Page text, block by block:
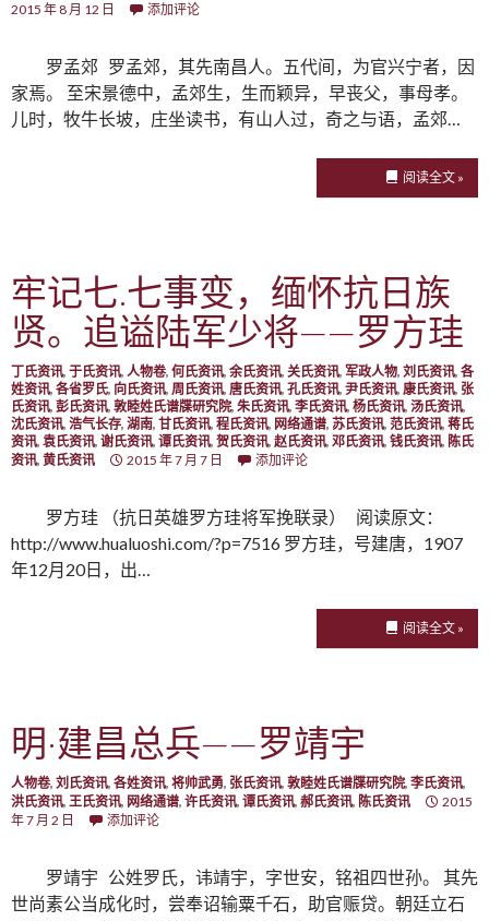
2015 年 8 月 12 日
添加评论
罗孟郊 罗孟郊，其先南昌人。五代间，为官兴宁者，因
家焉。 至宋景德中，孟郊生，生而颖异，早丧父，事母孝。
儿时，牧牛长坡，庄坐读书，有山人过，奇之与语，孟郊…
阅读全文 »
牢记七.七事变，缅怀抗日族
贤。追谥陆军少将——罗方珪
丁氏资讯, 于氏资讯, 人物卷, 何氏资讯, 余氏资讯, 关氏资讯, 军政人物, 刘氏资讯, 各
姓资讯, 各省罗氏, 向氏资讯, 周氏资讯, 唐氏资讯, 孔氏资讯, 尹氏资讯, 康氏资讯, 张
氏资讯, 彭氏资讯, 敦睦姓氏谱牒研究院, 朱氏资讯, 李氏资讯, 杨氏资讯, 汤氏资讯,
沈氏资讯, 浩气长存, 湖南, 甘氏资讯, 程氏资讯, 网络通谱, 苏氏资讯, 范氏资讯, 蒋氏
资讯, 袁氏资讯, 谢氏资讯, 谭氏资讯, 贺氏资讯, 赵氏资讯, 邓氏资讯, 钱氏资讯, 陈氏
资讯, 黄氏资讯 2015 年 7 月 7 日 添加评论
罗方珪 （抗日英雄罗方珪将军挽联录） 阅读原文：
http://www.hualuoshi.com/?p=7516 罗方珪，号建唐，1907
年12月20日，出…
阅读全文 »
明·建昌总兵——罗靖宇
人物卷, 刘氏资讯, 各姓资讯, 将帅武勇, 张氏资讯, 敦睦姓氏谱牒研究院, 李氏资讯,
洪氏资讯, 王氏资讯, 网络通谱, 许氏资讯, 谭氏资讯, 郝氏资讯, 陈氏资讯
2015
年 7 月 2 日
添加评论
罗靖宇 公姓罗氏，讳靖宇，字世安，铭祖四世孙。 其先
世尚素公当成化时，尝奉诏输粟千石，助官赈贷。朝廷立石